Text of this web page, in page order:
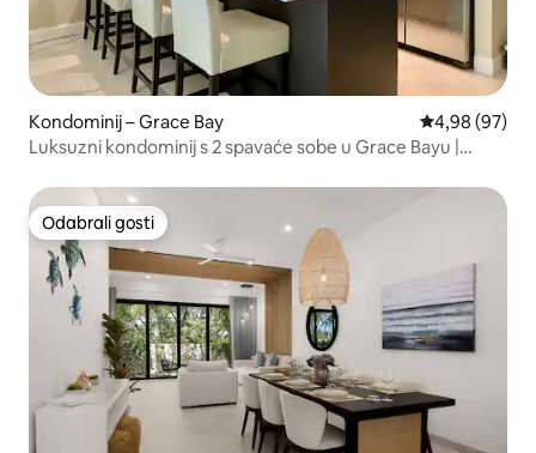
Kondominij – Grace Bay Prosječna
4,98 (97)
Luksuzni kondominij s 2 spavaće sobe u Grace Bayu |
Odabrali gosti
Odabrali gosti